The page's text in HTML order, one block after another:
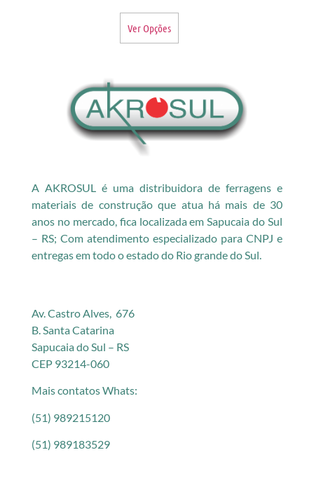
Ver Opções
A AKROSUL é uma distribuidora de ferragens e
materiais de construção que atua há mais de 30
anos no mercado, fica localizada em Sapucaia do Sul
– RS; Com atendimento especializado para CNPJ e
entregas em todo o estado do Rio grande do Sul.
Av. Castro Alves, 676
B. Santa Catarina
Sapucaia do Sul – RS
CEP 93214-060
Mais contatos Whats:
(51) 989215120
(51) 989183529